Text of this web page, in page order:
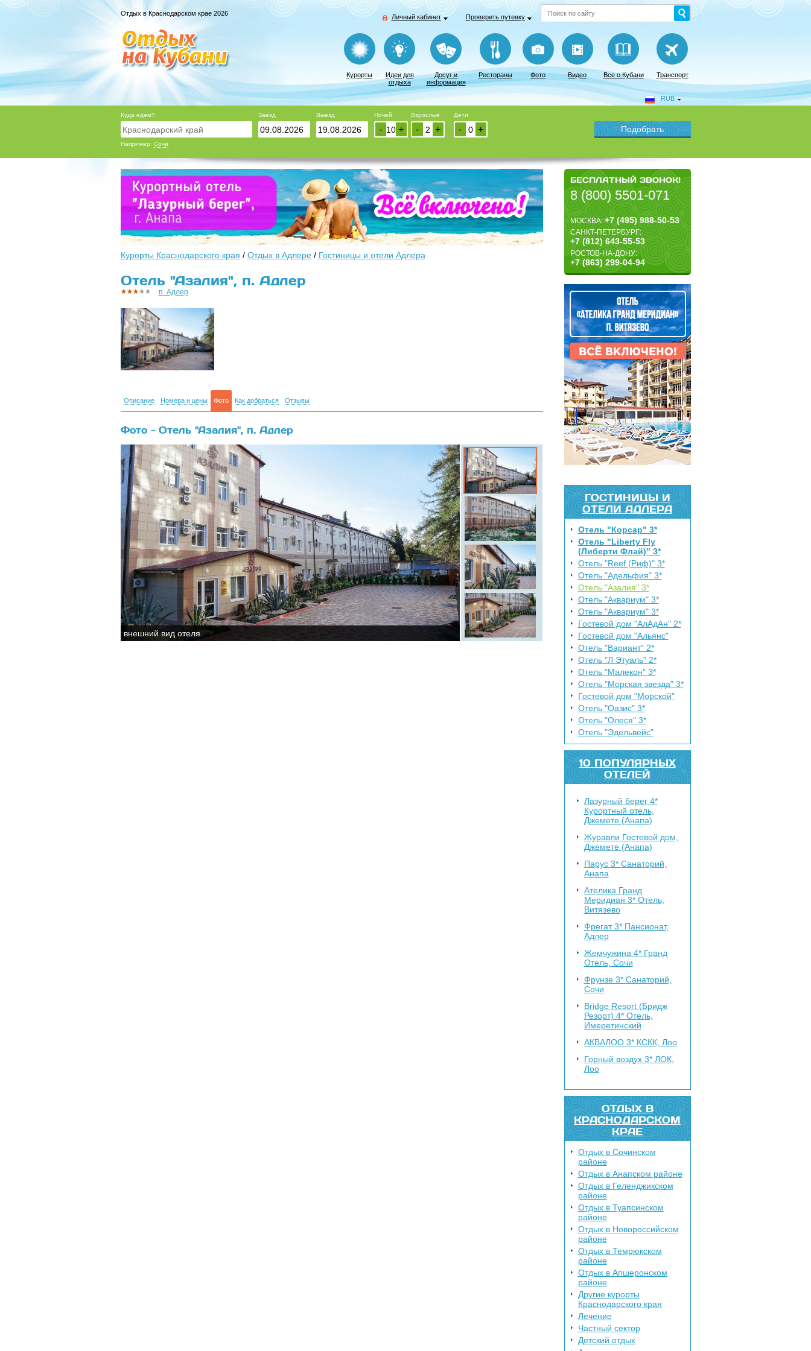
Отдых в Краснодарском крае 2026 Личный кабинет Проверить путевку
Курорты
Идеи для
отдыха
Досуг и
информация
Рестораны Фото Видео Все о Кубани Транспорт
RUB
Куда едем?
Например: Сочи
Заезд Выезд Ночей
+
-
Взрослые
+
-
Дети
+
-
БЕСПЛАТНЫЙ ЗВОНОК!
8 (800) 5501-071
МОСКВА:+7 (495) 988-50-53
САНКТ-ПЕТЕРБУРГ:
+7 (812) 643-55-53
РОСТОВ-НА-ДОНУ:
+7 (863) 299-04-94
ГОСТИНИЦЫ И
ОТЕЛИ АДЛЕРА
Отель "Корсар" 3*
Отель "Liberty Fly
(Либерти Флай)" 3*
Отель "Reef (Риф)" 3*
Отель "Адельфия" 3*
Отель "Азалия" 3*
Отель "Аквариум" 3*
Отель "Аквариум" 3*
Гостевой дом "АлАдАн" 2*
Гостевой дом "Альянс"
Отель "Вариант" 2*
Отель "Л Этуаль" 2*
Отель "Малекон" 3*
Отель "Морская звезда" 3*
Гостевой дом "Морской"
Отель "Оазис" 3*
Отель "Олеся" 3*
Отель "Эдельвейс"
10 ПОПУЛЯРНЫХ
ОТЕЛЕЙ
Лазурный берег 4*
Курортный отель,
Джемете (Анапа)
Журавли Гостевой дом,
Джемете (Анапа)
Парус 3* Санаторий,
Анапа
Ателика Гранд
Меридиан 3* Отель,
Витязево
Фрегат 3* Пансионат,
Адлер
Жемчужина 4* Гранд
Отель, Сочи
Фрунзе 3* Санаторий,
Сочи
Bridge Resort (Бридж
Резорт) 4* Отель,
Имеретинский
АКВАЛОО 3* КСКК, Лоо
Горный воздух 3* ЛОК,
Лоо
ОТДЫХ В
КРАСНОДАРСКОМ
КРАЕ
Отдых в Сочинском
районе
Отдых в Анапском районе
Отдых в Геленджикском
районе
Отдых в Туапсинском
районе
Отдых в Новороссийском
районе
Отдых в Темрюкском
районе
Отдых в Апшеронском
районе
Другие курорты
Краснодарского края
Лечение
Частный сектор
Детский отдых
Курорты Краснодарского края / Отдых в Адлере/ Гостиницы и отели Адлера
Отель "Азалия", п. Адлер
п. Адлер
Описание Номера и цены Фото Как добраться Отзывы
Фото - Отель "Азалия", п. Адлер
{banner}
внешний вид отеля